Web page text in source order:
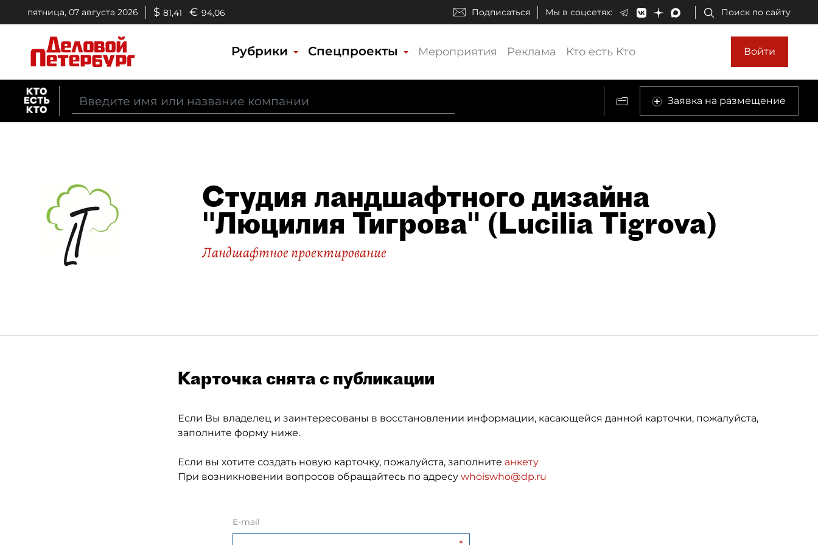
пятница, 07 августа 2026 $ 81,41 € 94,06 Подписаться Мы в соцсетях: Поиск по сайту
Рубрики Спецпроекты Мероприятия Реклама Кто есть Кто Войти
Заявка на размещение
Студия ландшафтного дизайна
"Люцилия Тигрова" (Lucilia Tigrova)
Ландшафтное проектирование
Карточка снята с публикации
Если Вы владелец и заинтересованы в восстановлении информации, касающейся данной карточки, пожалуйста,
заполните форму ниже.
Если вы хотите создать новую карточку, пожалуйста, заполните анкету
При возникновении вопросов обращайтесь по адресу whoiswho@dp.ru
E-mail